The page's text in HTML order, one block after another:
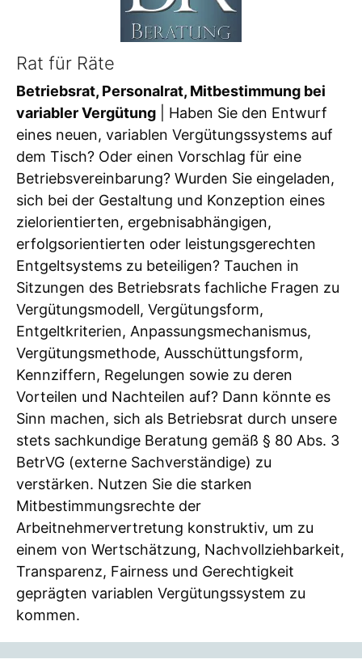
Rat für Räte
Betriebsrat, Personalrat, Mitbestimmung bei
variabler Vergütung | Haben Sie den Entwurf
eines neuen, variablen Vergütungssystems auf
dem Tisch? Oder einen Vorschlag für eine
Betriebsvereinbarung? Wurden Sie eingeladen,
sich bei der Gestaltung und Konzeption eines
zielorientierten, ergebnisabhängigen,
erfolgsorientierten oder leistungsgerechten
Entgeltsystems zu beteiligen? Tauchen in
Sitzungen des Betriebsrats fachliche Fragen zu
Vergütungsmodell, Vergütungsform,
Entgeltkriterien, Anpassungsmechanismus,
Vergütungsmethode, Ausschüttungsform,
Kennziffern, Regelungen sowie zu deren
Vorteilen und Nachteilen auf? Dann könnte es
Sinn machen, sich als Betriebsrat durch unsere
stets sachkundige Beratung gemäß § 80 Abs. 3
BetrVG (externe Sachverständige) zu
verstärken. Nutzen Sie die starken
Mitbestimmungsrechte der
Arbeitnehmervertretung konstruktiv, um zu
einem von Wertschätzung, Nachvollziehbarkeit,
Transparenz, Fairness und Gerechtigkeit
geprägten variablen Vergütungssystem zu
kommen.